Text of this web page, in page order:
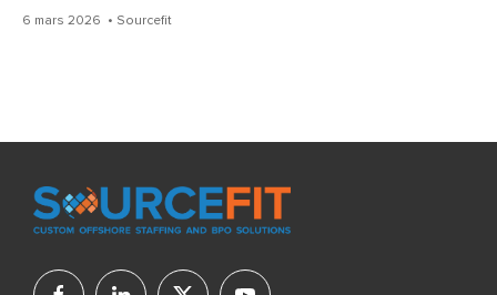
6 mars 2026 • Sourcefit